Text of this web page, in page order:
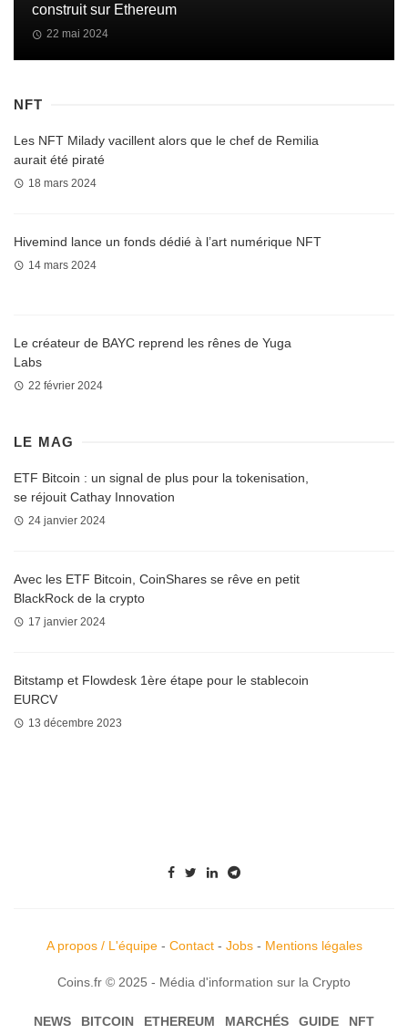
construit sur Ethereum
22 mai 2024
NFT
Les NFT Milady vacillent alors que le chef de Remilia
aurait été piraté
18 mars 2024
Hivemind lance un fonds dédié à l’art numérique NFT
14 mars 2024
Le créateur de BAYC reprend les rênes de Yuga
Labs
22 février 2024
LE MAG
ETF Bitcoin : un signal de plus pour la tokenisation,
se réjouit Cathay Innovation
24 janvier 2024
Avec les ETF Bitcoin, CoinShares se rêve en petit
BlackRock de la crypto
17 janvier 2024
Bitstamp et Flowdesk 1ère étape pour le stablecoin
EURCV
13 décembre 2023
A propos / L'équipe- Contact- Jobs- Mentions légales
Coins.fr © 2025 - Média d'information sur la Crypto
NEWS BITCOIN ETHEREUM MARCHÉS GUIDE NFT